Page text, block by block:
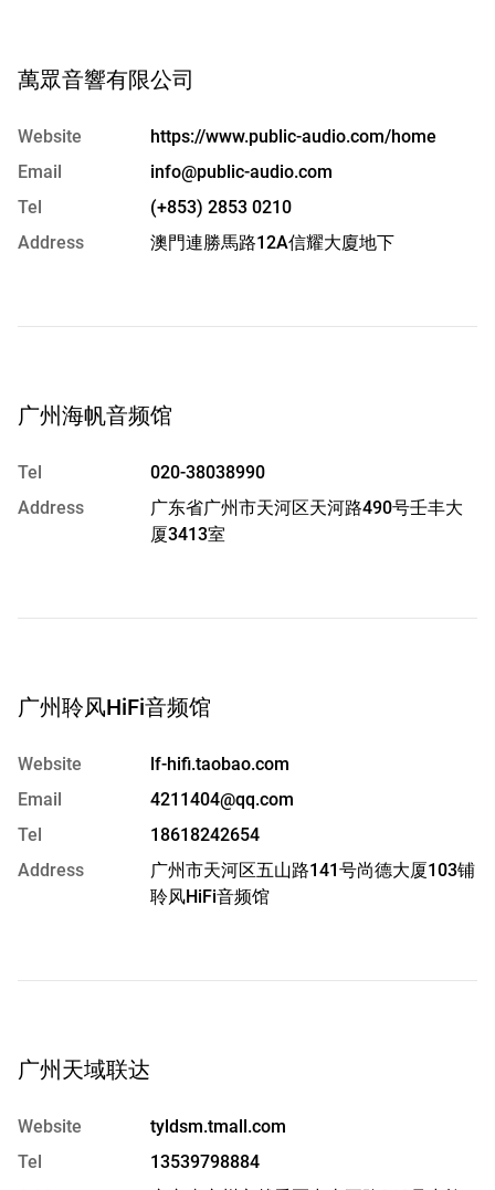
萬眾音響有限公司
Website
https://www.public-audio.com/home
Email
info@public-audio.com
Tel
(+853) 2853 0210
Address
澳門連勝馬路12A信耀大廈地下
广州海帆音频馆
Tel
020-38038990
Address
广东省广州市天河区天河路490号壬丰大
厦3413室
广州聆风HiFi音频馆
Website
lf-hifi.taobao.com
Email
4211404@qq.com
Tel
18618242654
Address
广州市天河区五山路141号尚德大厦103铺
聆风HiFi音频馆
广州天域联达
Website
tyldsm.tmall.com
Tel
13539798884